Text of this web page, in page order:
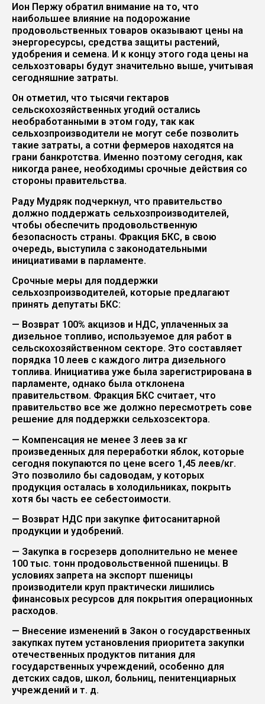
Ион Пержу обратил внимание на то, что
наибольшее влияние на подорожание
продовольственных товаров оказывают цены на
энергоресурсы, средства защиты растений,
удобрения и семена. И к концу этого года цены на
сельхозтовары будут значительно выше, учитывая
сегодняшние затраты.
Он отметил, что тысячи гектаров
сельскохозяйственных угодий остались
необработанными в этом году, так как
сельхозпроизводители не могут себе позволить
такие затраты, а сотни фермеров находятся на
грани банкротства. Именно поэтому сегодня, как
никогда ранее, необходимы срочные действия со
стороны правительства.
Раду Мудряк подчеркнул, что правительство
должно поддержать сельхозпроизводителей,
чтобы обеспечить продовольственную
безопасность страны. Фракция БКС, в свою
очередь, выступила с законодательными
инициативами в парламенте.
Срочные меры для поддержки
сельхозпроизводителей, которые предлагают
принять депутаты БКС:
— Возврат 100% акцизов и НДС, уплаченных за
дизельное топливо, используемое для работ в
сельскохозяйственном секторе. Это составляет
порядка 10 леев с каждого литра дизельного
топлива. Инициатива уже была зарегистрирована в
парламенте, однако была отклонена
правительством. Фракция БКС считает, что
правительство все же должно пересмотреть сове
решение для поддержки сельхозсектора.
— Компенсация не менее 3 леев за кг
произведенных для переработки яблок, которые
сегодня покупаются по цене всего 1,45 леев/кг.
Это позволило бы садоводам, у которых
продукция осталась в холодильниках, покрыть
хотя бы часть ее себестоимости.
— Возврат НДС при закупке фитосанитарной
продукции и удобрений.
— Закупка в госрезерв дополнительно не менее
100 тыс. тонн продовольственной пшеницы. В
условиях запрета на экспорт пшеницы
производители круп практически лишились
финансовых ресурсов для покрытия операционных
расходов.
— Внесение изменений в Закон о государственных
закупках путем установления приоритета закупки
отечественных продуктов питания для
государственных учреждений, особенно для
детских садов, школ, больниц, пенитенциарных
учреждений и т. д.